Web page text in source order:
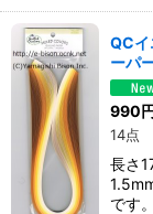
QCイ
ーパ
990
14点
長さ
です